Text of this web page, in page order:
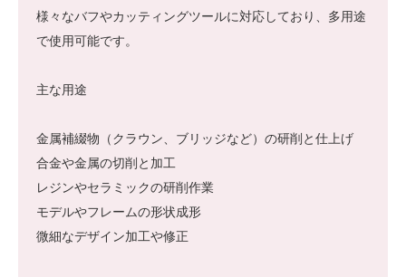
様々なバフやカッティングツールに対応しており、多用途
で使用可能です。
主な用途
金属補綴物（クラウン、ブリッジなど）の研削と仕上げ
合金や金属の切削と加工
レジンやセラミックの研削作業
モデルやフレームの形状成形
微細なデザイン加工や修正